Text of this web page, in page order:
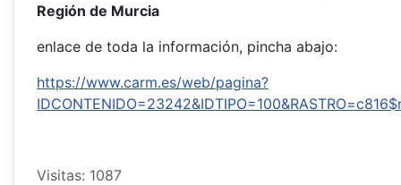
Región de Murcia
enlace de toda la información, pincha abajo:
https://www.carm.es/web/pagina?
Visitas: 1087